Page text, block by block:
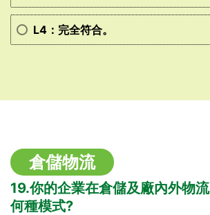
L4：完全符合。
倉儲物流
19.你的企業在倉儲及廠內外物
何種模式?